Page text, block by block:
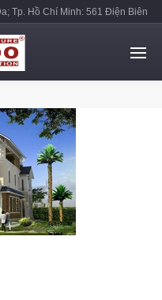
Tp. Hồ Chí Minh: 561 Điện Biên